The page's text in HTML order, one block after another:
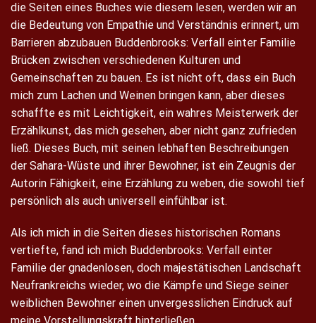
die Seiten eines Buches wie diesem lesen, werden wir an
die Bedeutung von Empathie und Verständnis erinnert, um
Barrieren abzubauen Buddenbrooks: Verfall einter Familie
Brücken zwischen verschiedenen Kulturen und
Gemeinschaften zu bauen. Es ist nicht oft, dass ein Buch
mich zum Lachen und Weinen bringen kann, aber dieses
schaffte es mit Leichtigkeit, ein wahres Meisterwerk der
Erzählkunst, das mich gesehen, aber nicht ganz zufrieden
ließ. Dieses Buch, mit seinen lebhaften Beschreibungen
der Sahara-Wüste und ihrer Bewohner, ist ein Zeugnis der
Autorin Fähigkeit, eine Erzählung zu weben, die sowohl tief
persönlich als auch universell einfühlbar ist.
Als ich mich in die Seiten dieses historischen Romans
vertiefte, fand ich mich Buddenbrooks: Verfall einter
Familie der gnadenlosen, doch majestätischen Landschaft
Neufrankreichs wieder, wo die Kämpfe und Siege seiner
weiblichen Bewohner einen unvergesslichen Eindruck auf